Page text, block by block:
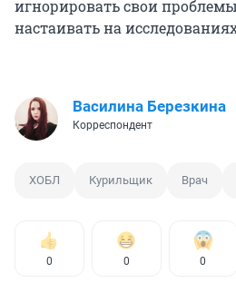
игнорировать свои
настаивать на
Василина Березкина
Корреспондент
ХОБЛ Курильщик Врач
0 0 0